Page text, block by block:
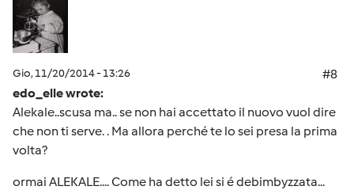
Gio, 11/20/2014 - 13:26
#8
edo_elle wrote:
Alekale..scusa ma.. se non hai accettato il nuovo vuol dire
che non ti serve. . Ma allora perché te lo sei presa la prima
volta?
ormai ALEKALE.... Come ha detto lei si é debimbyzzata...